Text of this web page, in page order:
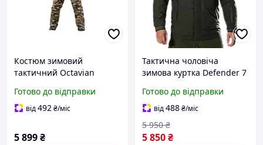
Костюм зимовий
тактичний Octavian
(k8 - 00) Мультикам XL
Готово до відправки
від492₴/міс
5 899₴
Тактична чоловіча
зимова куртка Defender 7
Готово до відправки
від488₴/міс
5 850₴
5 950 ₴